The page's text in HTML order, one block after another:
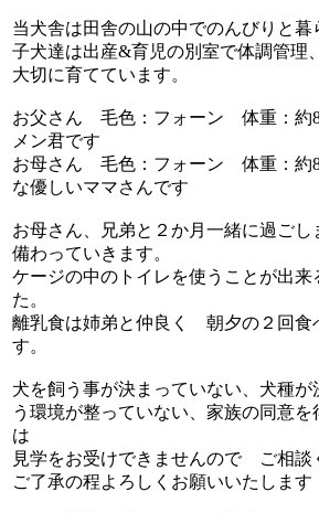
当犬舎は田舎の山の中でのんびりと暮
子犬達は出産&育児の別室で体調管理
大切に育てています。
お父さん 毛色：フォーン 体重：
メン君です
お母さん 毛色：フォーン 体重：
な優しいママさんです
お母さん、兄弟と２か月一緒に過ご
備わっていきます。
ケージの中のトイレを使うことが出来
た。
離乳食は姉弟と仲良く 朝夕の２回
す。
犬を飼う事が決まっていない、犬種が
う環境が整っていない、家族の同意
は
見学をお受けできませんので ご相談
ご了承の程よろしくお願いいたします